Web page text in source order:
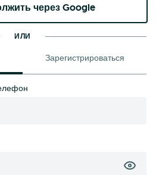
через Google
ИЛИ
Зарегистрироваться